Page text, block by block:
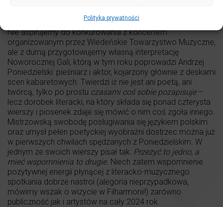
Polityka prywatności
dziewięćdziesięciu państw.
Nie aspirujemy do konkurowania z koncertem
organizowanym przez Wiedeńskie Towarzystwo Muzyczne,
ale z dumą przygotowujemy własną interpretację
Noworocznej Gali, którą w tym roku poprowadzi Andrzej
Poniedzielski: pieśniarz i aktor, kojarzony głównie z deskami
scen kabaretowych. Twierdzi iż nie jest ani poetą, ani
twórcą, tylko po prostu czasami coś sobie pozapisuje–
lecz dorobek literacki, na który składa się ponad czterysta
wierszy i piosenek zdaje się mówić o nim coś zgoła innego.
Mistrzowską swobodę posługiwania się językiem polskim
oraz umysł pełen poetyckiej wyobraźni dostrzec można już
w pierwszych chwilach spędzanych z Poniedzielskim. W
jednym ze swoich wierszy pisał tak: Przeżyć to jedno, a
mieć wspomnienia to drugie. Niech zatem wspomnienie
pozytywnej energii płynącej z literacko-muzycznego
spotkania dobrze nastroi (alegoria nieprzypadkowa,
mówimy wszak o wizycie w Filharmonii!) zarówno
publiczność jak i artystów na cały 2024 rok.